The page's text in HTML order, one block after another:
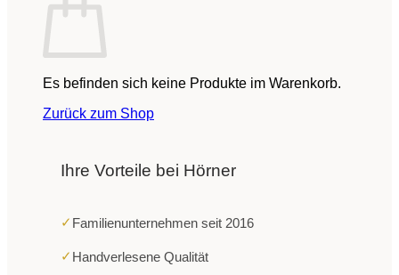
Es befinden sich keine Produkte im Warenkorb.
Zurück zum Shop
Ihre Vorteile bei Hörner
✓ Familienunternehmen seit 2016
✓ Handverlesene Qualität